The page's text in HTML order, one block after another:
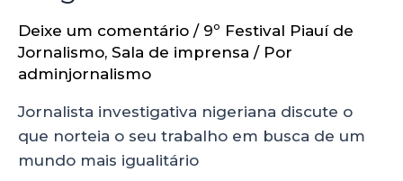
Deixe um comentário / 9º Festival Piauí de
Jornalismo, Sala de imprensa / Por
adminjornalismo
Jornalista investigativa nigeriana discute o
que norteia o seu trabalho em busca de um
mundo mais igualitário